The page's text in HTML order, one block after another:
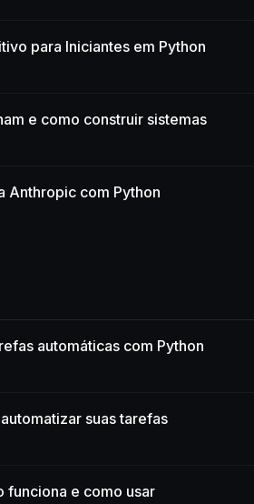
para Iniciantes em Python
e como construir sistemas
Anthropic com Python
automáticas com Python
suas tarefas
funciona e como usar